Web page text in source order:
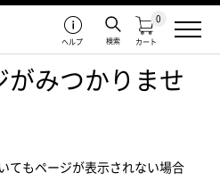
カート
0
検索
ヘルプ
がみつかりませ
てもページが表示されない場合